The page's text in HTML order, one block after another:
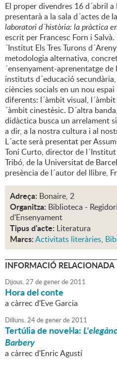
El proper divendres 16 d´abril a
presentarà a la sala d´actes de
laboratori d´història: la pràctica
escrit per Francesc Forn i
´Institut Els Tres Turons
metodologia alternativa,
´ensenyament-aprenentatge
instituts d´educació
ciències socials en un nou
diferents: l´àmbit visual,
´àmbit cinestèsic. D´altra
didàctica busca un arrelament
a dir, a la nostra cultura i al
L´acte serà presentat per
Toni Curto, director de l´Institut
Tribó, de la Universitat de
presència de l´autor del llibre,
Adreça: Bonaire, 2
Organitza: Biblioteca -
d'Ensenyament
Tipus d'acte: Literatura
Marcs:Activitats literàries,
INFORMACIÓ RELACIONADA
Dijous,27 degenerde2011
Hora del conte
a càrrec d'Eve Garcia
Dilluns,24degenerde2011
Tertúlia de novel·la:
Barbery
a càrrec d'Enric Agustí